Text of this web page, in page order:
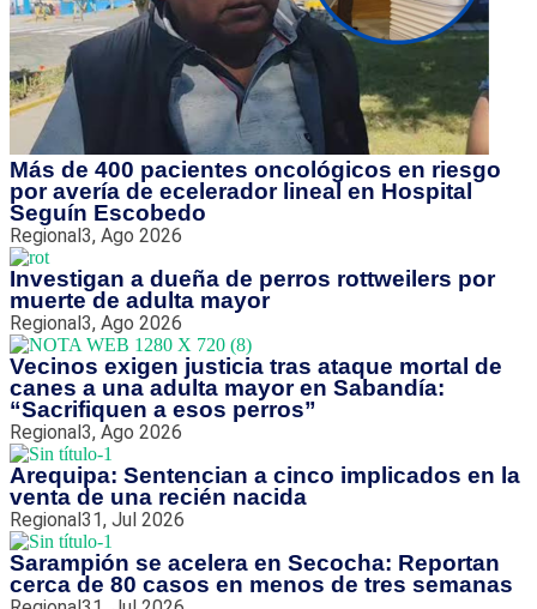
Más de 400 pacientes oncológicos en riesgo
por avería de ecelerador lineal en Hospital
Seguín Escobedo
Regional 3, Ago 2026
Investigan a dueña de perros rottweilers por
muerte de adulta mayor
Regional 3, Ago 2026
Vecinos exigen justicia tras ataque mortal de
canes a una adulta mayor en Sabandía:
“Sacrifiquen a esos perros”
Regional 3, Ago 2026
Arequipa: Sentencian a cinco implicados en la
venta de una recién nacida
Regional 31, Jul 2026
Sarampión se acelera en Secocha: Reportan
cerca de 80 casos en menos de tres semanas